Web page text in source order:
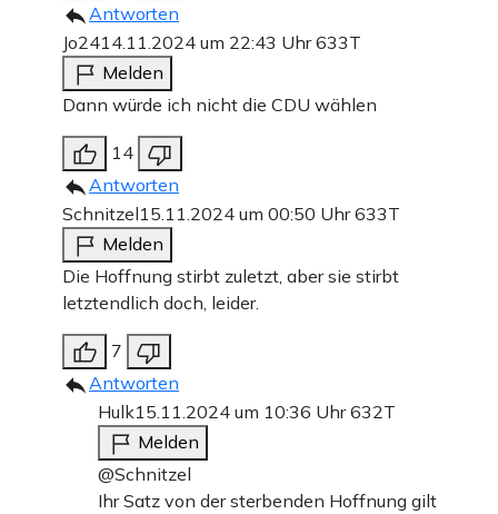
Antworten
Jo2414.11.2024 um 22:43 Uhr633T
Melden
Dann würde ich nicht die CDU wählen
14
Antworten
Schnitzel15.11.2024 um 00:50 Uhr633T
Melden
Die Hoffnung stirbt zuletzt, aber sie stirbt
letztendlich doch, leider.
7
Antworten
Hulk15.11.2024 um 10:36 Uhr632T
Melden
@Schnitzel
Ihr Satz von der sterbenden Hoffnung gilt